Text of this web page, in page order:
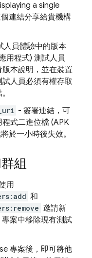
a single
連結分享給貴機構
人員體驗中的版本
用程式) 測試人員
本說明，並在裝置
人員必須有權存取
- 簽署連結，可
式二進位檔 (APK
於一小時後失效。
組
用
和
邀請新
案中移除現有測試
專案後，即可將他